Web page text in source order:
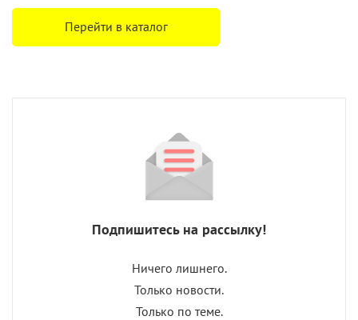
Перейти в каталог
Подпишитесь на рассылку!
Ничего лишнего.
Только новости.
Только по теме.